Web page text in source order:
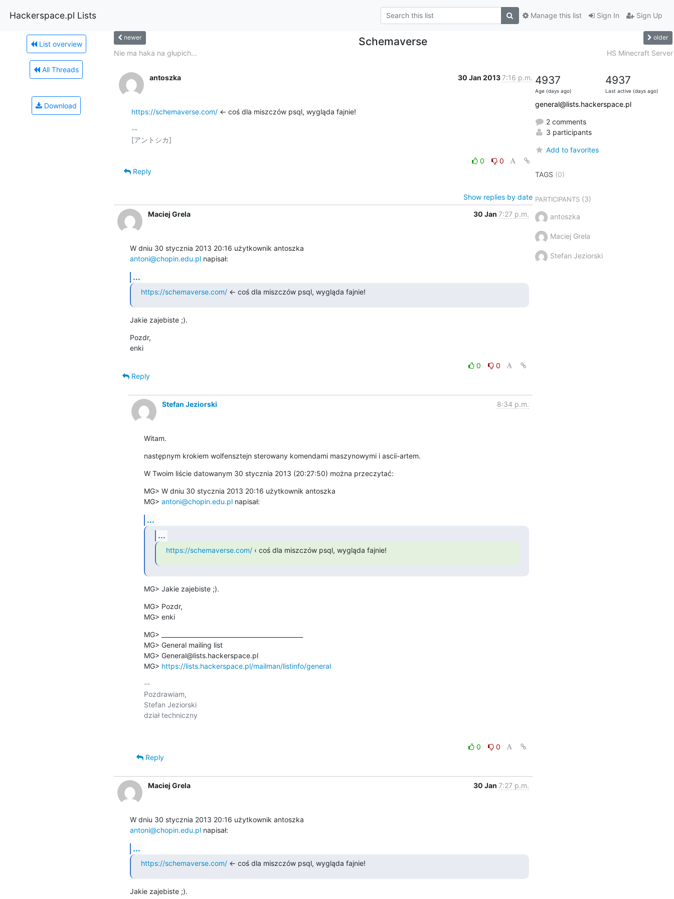
Hackerspace.pl Lists Sign In Sign Up
Manage this list
List overview
All Threads
Download
newer Schemaverse older
Nie ma haka na głupich... HS Minecraft Server
antoszka 30 Jan 20137:16 p.m.
https://schemaverse.com/ ← coś dla miszczów psql, wygląda fajnie!
--
[アントシカ]
0
0
Reply
Show replies by date
Maciej Grela
30 Jan 7:27 p.m.
antoni@chopin.edu.pl napisał:
...
https://schemaverse.com/ ← coś dla miszczów psql, wygląda fajnie!
Jakie zajebiste ;).
Pozdr,
enki
0
0
Reply
Stefan Jeziorski 8:34 p.m.
Witam.
następnym krokiem wolfensztejn sterowany komendami maszynowymi i ascii-artem.
W Twoim liście datowanym 30 stycznia 2013 (20:27:50) można przeczytać:
MG> W dniu 30 stycznia 2013 20:16 użytkownik antoszka
MG> antoni@chopin.edu.pl napisał:
...
...
https://schemaverse.com/ ‹ coś dla miszczów psql, wygląda fajnie!
MG> Jakie zajebiste ;).
MG> Pozdr,
MG> enki
MG> _______________________________________________
MG> General mailing list
MG> General@lists.hackerspace.pl
MG> https://lists.hackerspace.pl/mailman/listinfo/general
--
Pozdrawiam,
Stefan Jeziorski
dział techniczny
0
0
Reply
Maciej Grela 30 Jan 7:27 p.m.
antoni@chopin.edu.pl napisał:
...
https://schemaverse.com/ ← coś dla miszczów psql, wygląda fajnie!
Jakie zajebiste ;).
4937
Age (days ago)
4937
Last active (days ago)
general@lists.hackerspace.pl
2 comments
3 participants
Add to favorites
TAGS (0)
PARTICIPANTS(3)
antoszka
Maciej Grela
Stefan Jeziorski